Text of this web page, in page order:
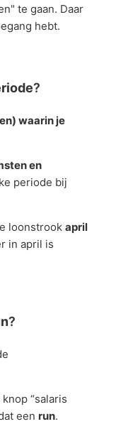
te gaan. Daar
hebt.
?
waarin je
en
periode bij
loonstrookapril
in april is
?
“salaris
een run.